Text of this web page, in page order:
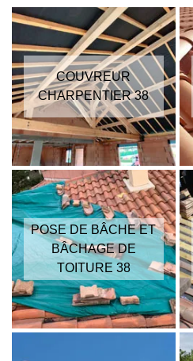
COUVREUR
CHARPENTIER 38
POSE DE BÂCHE ET
BÂCHAGE DE
TOITURE 38